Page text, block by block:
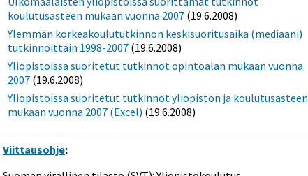
koulutusasteen mukaan vuonna 2007 (19.6.2008)
Ylemmän korkeakoulututkinnon keskisuoritusaika (mediaani)
tutkinnoittain 1998-2007 (19.6.2008)
Yliopistoissa suoritetut tutkinnot opintoalan mukaan vuonna
2007 (19.6.2008)
Yliopistoissa suoritetut tutkinnot yliopiston ja koulutusasteen
mukaan vuonna 2007 (Excel) (19.6.2008)
Viittausohje: